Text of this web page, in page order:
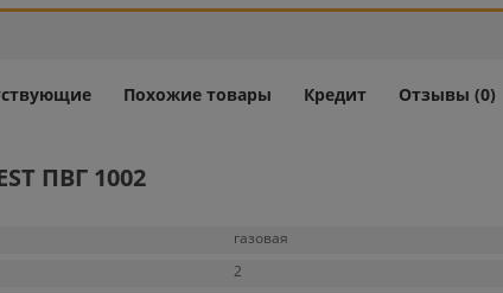
Похожие товары Кредит Отзывы (0)
ПВГ 1002
газовая
2